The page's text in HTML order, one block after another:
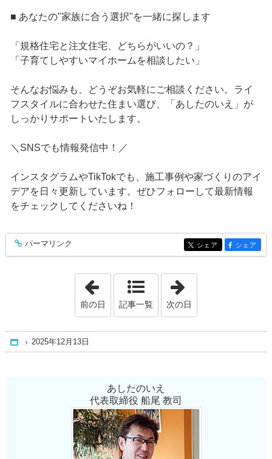
■ あなたの"家族に合う選択"を一緒に探します
「規格住宅と注文住宅、どちらがいいの？」
「子育てしやすいマイホームを相談したい」
そんなお悩みも、どうぞお気軽にご相談ください。ライ
フスタイルに合わせた住まい選び、「あしたのいえ」が
しっかりサポートいたします。
＼SNSでも情報発信中！／
インスタグラムやTikTokでも、施工事例や家づくりのアイ
デアを日々更新しています。ぜひフォローして最新情報
をチェックしてくださいね！
entry532
パーマリンク entry532
シェア entry532
シェア
「2025年12月12日」
前の日 記事一覧 次の日
Home
2025年12月13日
あしたのいえ
代表取締役 船尾 教司